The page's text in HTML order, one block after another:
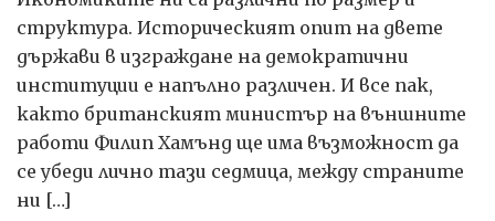
структура. Историческият опит на двете
държави в изграждане на демократични
институции е напълно различен. И все пак,
както британският министър на външните
работи Филип Хамънд ще има възможност да
се убеди лично тази седмица, между страните
ни […]